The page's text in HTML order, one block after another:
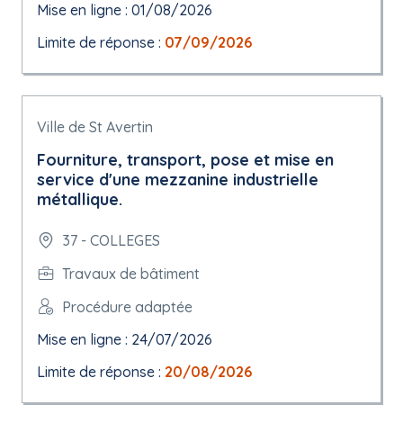
Mise en ligne : 01/08/2026
Limite de réponse : 07/09/2026
Ville de St Avertin
Fourniture, transport, pose et mise en
service d'une mezzanine industrielle
métallique.
37 - COLLEGES
Travaux de bâtiment
Procédure adaptée
Mise en ligne : 24/07/2026
Limite de réponse : 20/08/2026